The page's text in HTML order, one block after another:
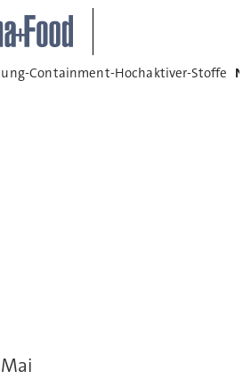
Containment-Hochaktiver-Stoffe